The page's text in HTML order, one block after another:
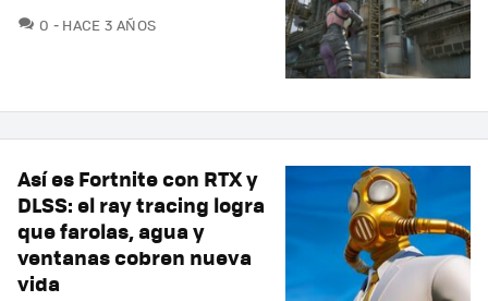
0 COMENTARIOS
HACE 3 AÑOS
Así es Fortnite con RTX y
DLSS: el ray tracing logra
que farolas, agua y
ventanas cobren nueva
vida